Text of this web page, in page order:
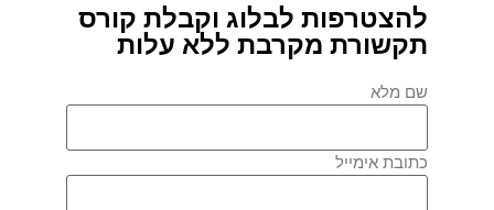
להצטרפות לבלוג וקבלת קורס
תקשורת מקרבת ללא עלות
שם מלא
כתובת אימייל